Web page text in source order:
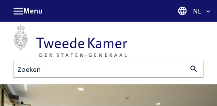
Zoeken
Menu Taal
NL